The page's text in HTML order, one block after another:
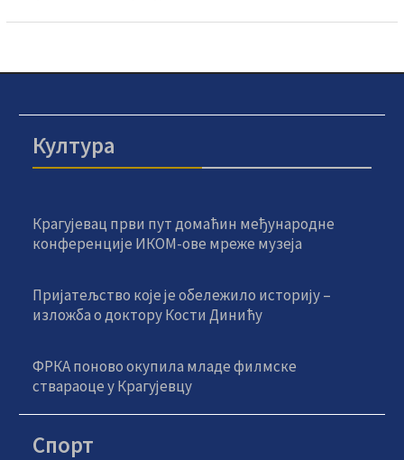
Култура
Крагујевац први пут домаћин међународне
конференције ИКОМ-ове мреже музеја
Пријатељство које је обележило историју –
изложба о доктору Кости Динићу
ФРКА поново окупила младе филмске
ствараоце у Крагујевцу
Спорт